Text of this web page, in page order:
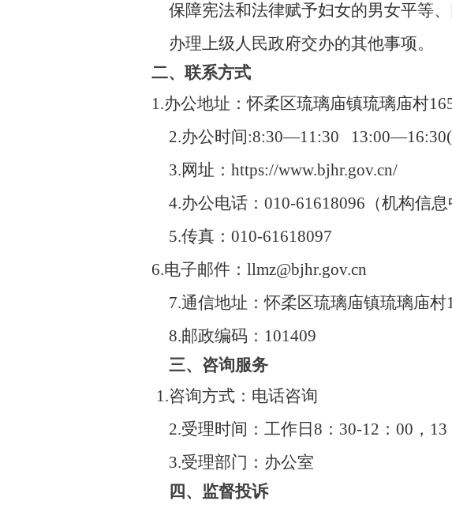
保障宪法和法律赋予妇女的男女平等、
办理上级人民政府交办的其他事项。
二、联系方式
1.办公地址：怀柔区琉璃庙镇琉璃庙村
2.办公时间:8:30—11:30 13:00—16:30(
3.网址：https://www.bjhr.gov.cn/
4.办公电话：010-61618096（机构信息
5.传真：010-61618097
6.电子邮件：llmz@bjhr.gov.cn
7.通信地址：怀柔区琉璃庙镇琉璃庙村
8.邮政编码：101409
三、咨询服务
1.咨询方式：电话咨询
2.受理时间：工作日8：30-12：00，13
3.受理部门：办公室
四、监督投诉